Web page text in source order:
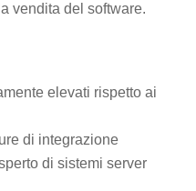
vendita del software.
elevati rispetto ai
di integrazione
di sistemi server